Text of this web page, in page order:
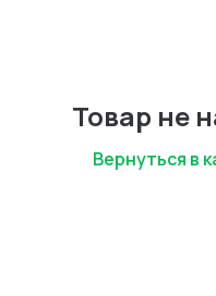
Товар не
Вернуться в